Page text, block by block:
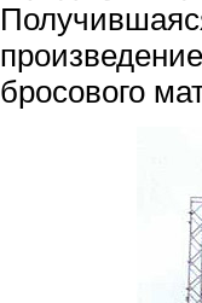
бросового